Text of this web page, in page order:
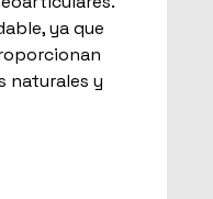
ya que
naturales y